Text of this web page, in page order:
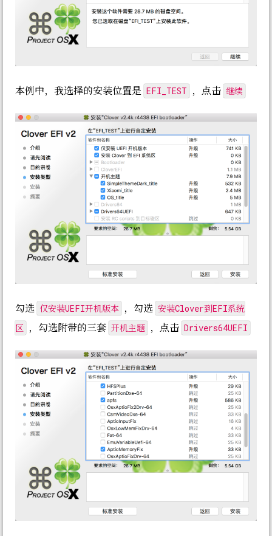
本例中，我选择的安装位置是 EFI_TEST ，点击 继续
勾选 仅安装UEFI开机版本 ，勾选 安装Clover到EFI系统
区
，勾选附带的三套 开机主题 ，点击 Drivers64UEFI